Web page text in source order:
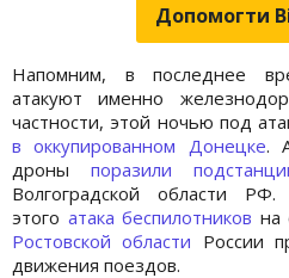
Допомогти
Напомним, в последнее
атакуют именно
частности, этой ночью под
в оккупированном Донецке.
дроны поразили
Волгоградской области
этого атака беспилотников на
Ростовской области России
движения поездов.